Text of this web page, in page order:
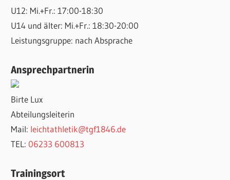
U12: Mi.+Fr.: 17:00-18:30
U14 und älter: Mi.+Fr.: 18:30-20:00
Leistungsgruppe: nach Absprache
Ansprechpartnerin
Birte Lux
Abteilungsleiterin
Mail: leichtathletik@tgf1846.de
TEL: 06233 600813
Trainingsort